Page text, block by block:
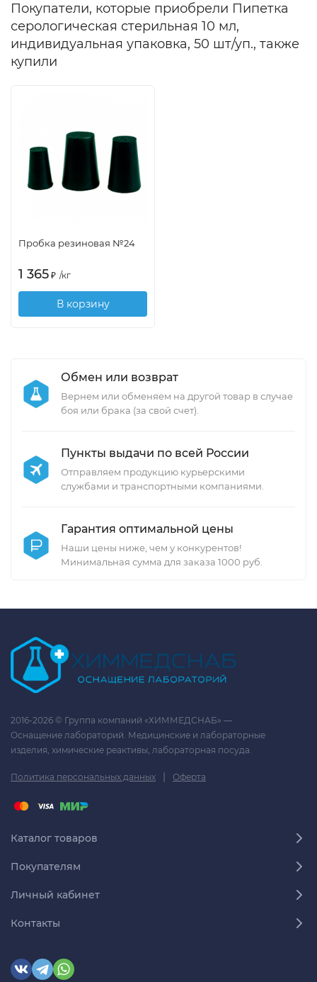
Покупатели, которые приобрели Пипетка
серологическая стерильная 10 мл,
индивидуальная упаковка, 50 шт/уп., также
купили
Пробка резиновая №24
1 365 ₽ /кг
В корзину
Обмен или возврат
Вернем или обменяем на другой товар в случае
боя или брака (за свой счет).
Пункты выдачи по всей России
Отправляем продукцию курьерскими
службами и транспортными компаниями.
Гарантия оптимальной цены
Наши цены ниже, чем у конкурентов!
Минимальная сумма для заказа 1000 руб.
2016-2026 © Группа компаний «ХИММЕДСНАБ» —
Оснащение лабораторий. Медицинские и лабораторные
изделия, химические реактивы, лабораторная посуда.
Политика персональных данных | Оферта
Каталог товаров
Покупателям
Личный кабинет
Контакты